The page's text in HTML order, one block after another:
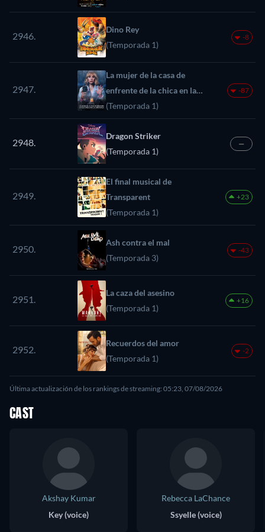
2946.
Dino Rey
(Temporada 1)
-8
2947.
La mujer de la casa de
enfrente de la chica en la
ventana
(Temporada 1)
-87
2948.
Dragon Striker
(Temporada 1)
—
2949.
El final musical de
Transparent
(Temporada 1)
+23
2950.
Ash contra el mal
(Temporada 3)
-43
2951.
La caza del asesino
(Temporada 1)
+16
2952.
Recuerdos del amor
(Temporada 1)
-2
Última actualización de los rankings de streaming: 05:23, 07/08/2026
CAST
Akshay Kumar
Key (voice)
Rebecca LaChance
Ssyelle (voice)